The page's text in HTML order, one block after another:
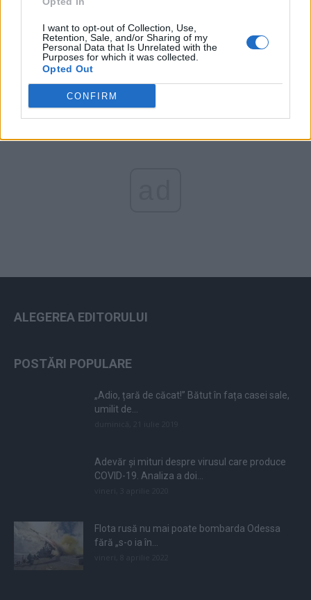
I want to opt-out of Collection, Use,
Retention, Sale, and/or Sharing of my
Personal Data that Is Unrelated with the
Purposes for which it was collected.
Opted Out
CONFIRM
Arhiva sondajelor
ALEGEREA EDITORULUI
POSTĂRI POPULARE
„Adio, țară de căcat!” Bătut în fața casei sale,
umilit de...
Adevăr și mituri despre virusul care produce
COVID-19. Analiza a doi...
Flota rusă nu mai poate bombarda Odessa
fără „s-o ia în...